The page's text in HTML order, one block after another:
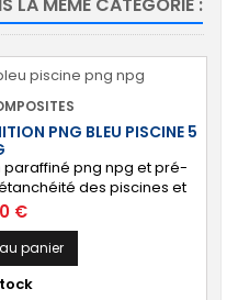
PNG BLEU PISCINE 5
png npg et pré-
des piscines et
couche extérieure lisse
: Étanchéifie votre
verre. Livré avec son
10 cl
€
panier